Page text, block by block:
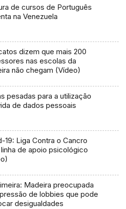
de cursos de Português
na Venezuela
dizem que mais 200
nas escolas da
não chegam (Vídeo)
pesadas para a utilização
de dados pessoais
19: Liga Contra o Cancro
de apoio psicológico
Madeira preocupada
de lobbies que pode
desigualdades